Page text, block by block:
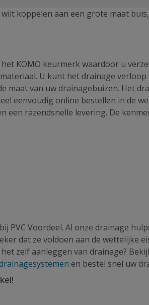
koppelen aan een grote maat
KOMO keurmerk waardoor u
U kunt het drainage verloop
maat van uw drainagebuizen. Het
eenvoudig online bestellen in de
een razendsnelle levering. De
PVC Voordeel. Al onze drainage
dat ze voldoen aan de wettelijke
zelf aanleggen van drainage?
en bestel snel uw